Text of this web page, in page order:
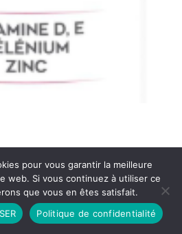
Politique de Confidentialité
CGU
par DIEUDUDIABLE
pour vous garantir la meilleure
web. Si vous continuez à utiliser ce
que vous en êtes satisfait.
Politique de confidentialité